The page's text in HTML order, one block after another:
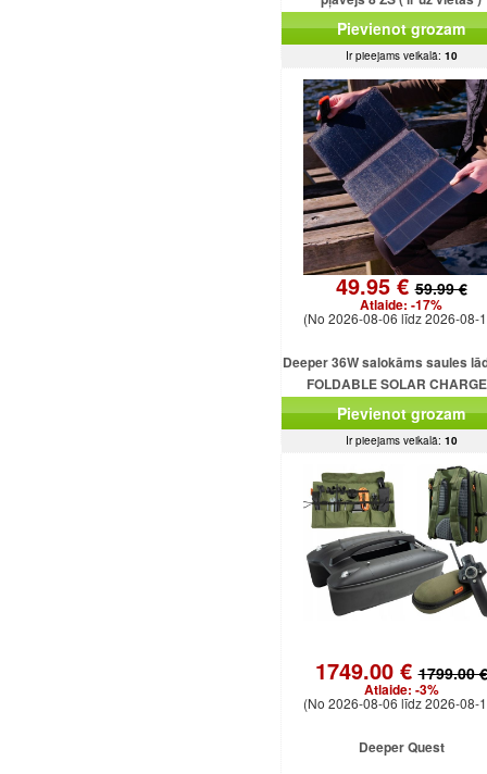
Pievienot grozam
Ir pieejams veikalā: 10
49.95 €59.99 €
Atlaide: -17%
(No 2026-08-06 līdz 2026-08-
Deeper 36W salokāms saules
FOLDABLE SOLAR
DEEPER 36W
Pievienot grozam
Ir pieejams veikalā: 10
1749.00 €1799.00 €
Atlaide: -3%
(No 2026-08-06 līdz 2026-08-
Deeper Quest